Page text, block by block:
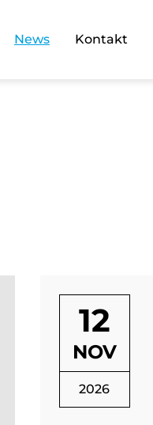
News Kontakt
12
NOV
2026